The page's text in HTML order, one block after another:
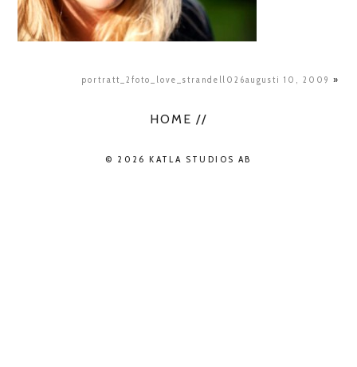
portratt_2foto_love_strandell026augusti 10, 2009 »
HOME //
© 2026 KATLA STUDIOS AB